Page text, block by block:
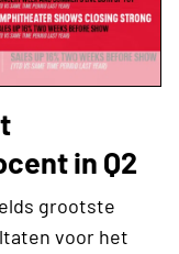
in Q2
grootste
voor het